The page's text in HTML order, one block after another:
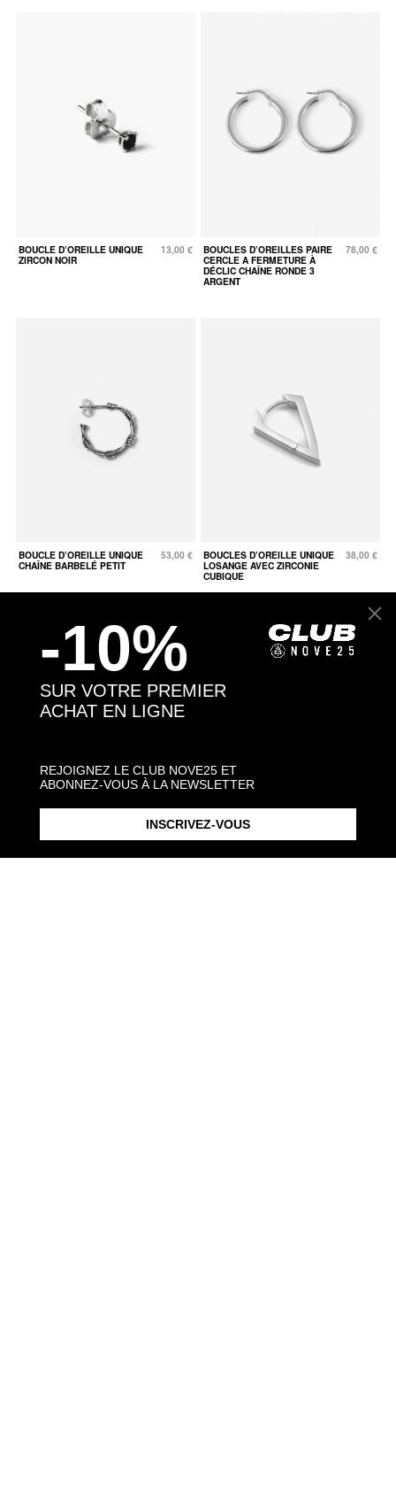
BOUCLE D’OREILLE UNIQUE
ZIRCON NOIR
13,00 €
BOUCLES D’OREILLES PAIRE
CERCLE A FERMETURE À
DÉCLIC CHAÎNE RONDE 3
ARGENT
78,00 €
BOUCLE D’OREILLE UNIQUE
CHAÎNE BARBELÉ PETIT
53,00 €
BOUCLES D’OREILLE UNIQUE
LOSANGE AVEC ZIRCONIE
CUBIQUE
38,00 €
GOTHIQUE VANIDAD EN
CERCLE PIVOTÉE CHAÎNE
-10%
SUR VOTRE PREMIER
ACHAT EN LIGNE
REJOIGNEZ LE CLUB NOVE25 ET
ABONNEZ-VOUS À LA NEWSLETTER
INSCRIVEZ-VOUS